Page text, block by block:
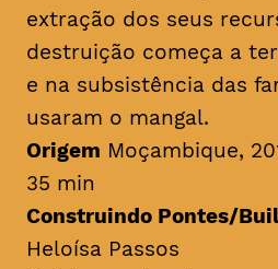
extração dos seus
destruição começa a
e na subsistência das
usaram o mangal.
Origem Moçambique,
35 min
Construindo Pontes/
Heloísa Passos